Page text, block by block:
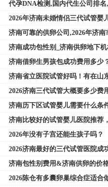
2026年没有子宫还能生孩子吗？